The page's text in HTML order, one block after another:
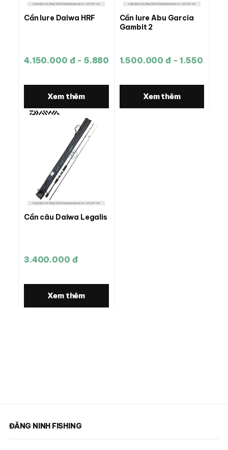
Cần lure Daiwa HRF
4.150.000 đ - 5.880.000 đ
Xem thêm
Cần lure Abu Garcia
Gambit 2
1.500.000 đ - 1.550.000
Xem thêm
Cần câu Daiwa Legalis
3.400.000 đ
Xem thêm
ĐĂNG NINH FISHING